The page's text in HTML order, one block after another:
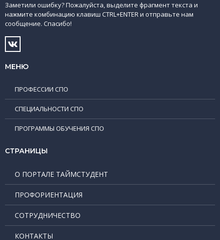
Заметили ошибку? Пожалуйста, выделите фрагмент текста и
нажмите комбинацию клавиш CTRL+ENTER и отправьте нам
сообщение. Спасибо!
МЕНЮ
ПРОФЕССИИ СПО
СПЕЦИАЛЬНОСТИ СПО
ПРОГРАММЫ ОБУЧЕНИЯ СПО
СТРАНИЦЫ
О ПОРТАЛЕ ТАЙМСТУДЕНТ
ПРОФОРИЕНТАЦИЯ
СОТРУДНИЧЕСТВО
КОНТАКТЫ